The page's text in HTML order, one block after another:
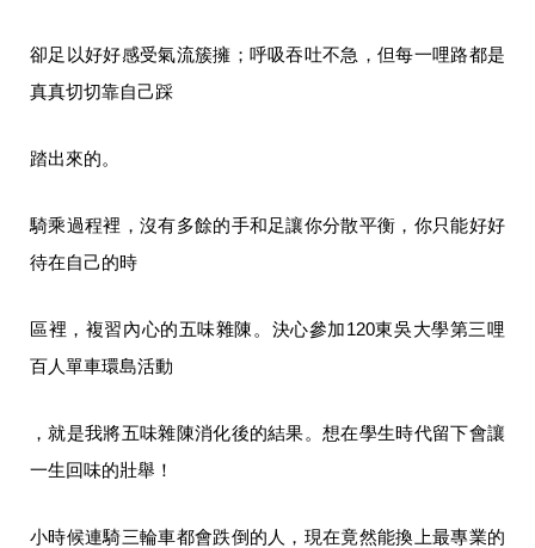
卻足以好好感受氣流簇擁；呼吸吞吐不急，但每一哩路都是
真真切切靠自己踩
踏出來的。
騎乘過程裡，沒有多餘的手和足讓你分散平衡，你只能好好
待在自己的時
區裡，複習內心的五味雜陳。決心參加120東吳大學第三哩
百人單車環島活動
，就是我將五味雜陳消化後的結果。想在學生時代留下會讓
一生回味的壯舉！
小時候連騎三輪車都會跌倒的人，現在竟然能換上最專業的